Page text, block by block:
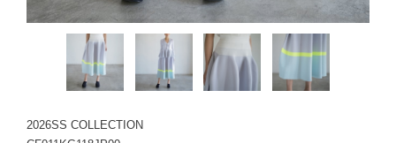
2026SS COLLECTION